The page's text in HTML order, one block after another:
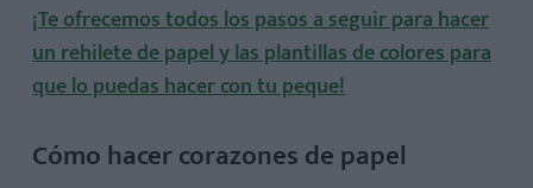
¡Te ofrecemos todos los pasos a seguir para hacer
un rehilete de papel y las plantillas de colores para
que lo puedas hacer con tu peque!
Cómo hacer corazones de papel